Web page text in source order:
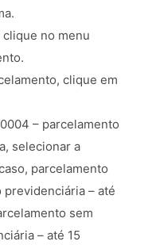
clique no menu
clique em
– parcelamento
selecionar a
parcelamento
previdenciária – até
sem
– até 15